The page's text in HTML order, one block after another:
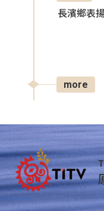
長濱鄉表
more